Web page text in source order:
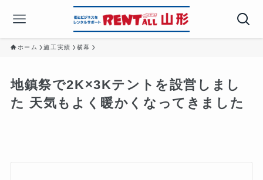
ホーム 施工実績 横幕
地鎮祭で2K×3Kテントを設営しまし
た️ 天気もよく暖かくなってきました